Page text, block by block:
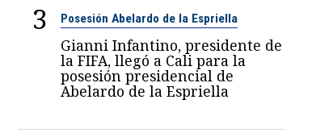
3 Posesión Abelardo de la Espriella
Gianni Infantino, presidente de
la FIFA, llegó a Cali para la
posesión presidencial de
Abelardo de la Espriella